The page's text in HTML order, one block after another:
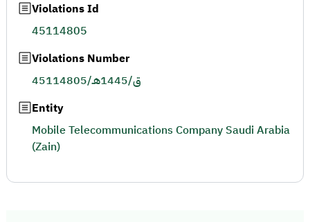
Violations Id
45114805
Violations Number
45114805/ق/1445هـ
Entity
Mobile Telecommunications Company Saudi Arabia
(Zain)